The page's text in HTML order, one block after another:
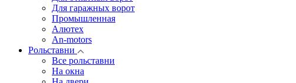
Для гаражных ворот
Промышленная
Алютех
An-motors
Рольставни
Все рольставни
На окна